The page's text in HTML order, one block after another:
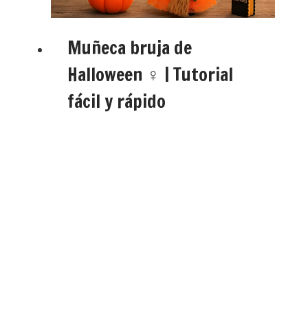
Muñeca bruja de
Halloween ‍♀️ | Tutorial
fácil y rápido